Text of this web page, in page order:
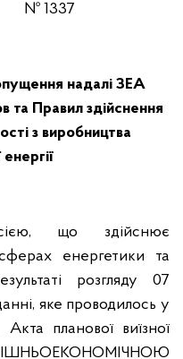
№ 1337
надалі ЗЕА
Правил здійснення
з виробництва
що здійснює
енергетики та
розгляду 07
яке проводилось у
планової виїзної